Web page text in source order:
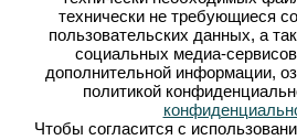
деревенскую общину. Вы
хозяйстве, рассаживая
фрукты, деревья и овощи.
природные продукты вы
различных
как мельница, пекарня и
Игра My Little Farmies
технически не требующиеся
пользовательских данных, а
социальных медиа-
дополнительной информации,
политикой
Чтобы согласится с